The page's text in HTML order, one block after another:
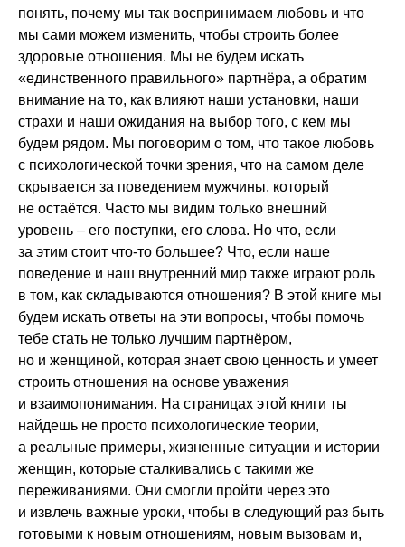
понять, почему мы так воспринимаем любовь и что
мы сами можем изменить, чтобы строить более
здоровые отношения. Мы не будем искать
«единственного правильного» партнёра, а обратим
внимание на то, как влияют наши установки, наши
страхи и наши ожидания на выбор того, с кем мы
будем рядом. Мы поговорим о том, что такое любовь
с психологической точки зрения, что на самом деле
скрывается за поведением мужчины, который
не остаётся. Часто мы видим только внешний
уровень – его поступки, его слова. Но что, если
за этим стоит что-то большее? Что, если наше
поведение и наш внутренний мир также играют роль
в том, как складываются отношения? В этой книге мы
будем искать ответы на эти вопросы, чтобы помочь
тебе стать не только лучшим партнёром,
но и женщиной, которая знает свою ценность и умеет
строить отношения на основе уважения
и взаимопонимания. На страницах этой книги ты
найдешь не просто психологические теории,
а реальные примеры, жизненные ситуации и истории
женщин, которые сталкивались с такими же
переживаниями. Они смогли пройти через это
и извлечь важные уроки, чтобы в следующий раз быть
готовыми к новым отношениям, новым вызовам и,